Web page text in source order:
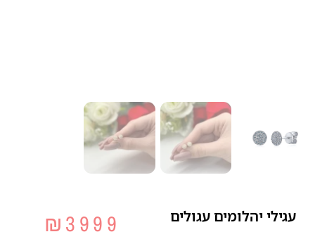
עגילי יהלומים עגולים ₪ 3999